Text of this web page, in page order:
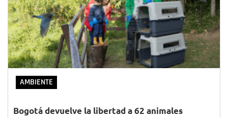
AMBIENTE
Bogotá devuelve la libertad a 62 animales